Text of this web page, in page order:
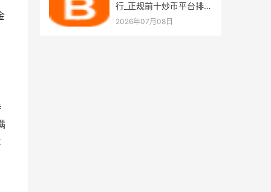
行_正规前十炒币平台排名
盘点
2026年07月08日